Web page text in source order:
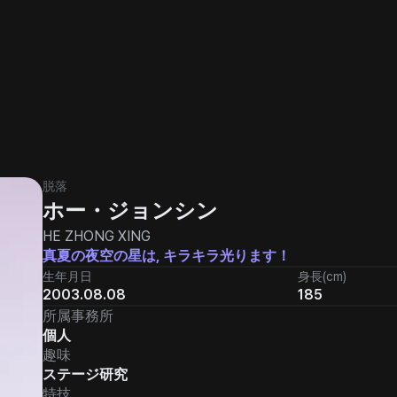
脱落
ホー・ジョンシン
HE ZHONG XING
真夏の夜空の星は, キラキラ光ります！
生年月日
2003.08.08
身長(cm)
185
所属事務所
個人
趣味
ステージ研究